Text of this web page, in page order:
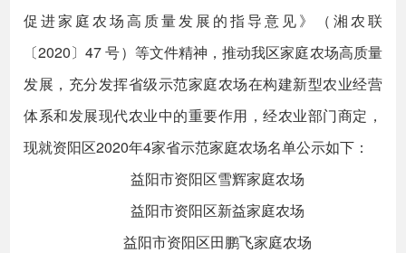
促进家庭农场高质量发展的指导意见》（湘农联
〔2020〕47 号）等文件精神，推动我区家庭农场高质量
发展，充分发挥省级示范家庭农场在构建新型农业经营
体系和发展现代农业中的重要作用，经农业部门商定，
现就资阳区2020年4家省示范家庭农场名单公示如下：
益阳市资阳区雪辉家庭农场
益阳市资阳区新益家庭农场
益阳市资阳区田鹏飞家庭农场